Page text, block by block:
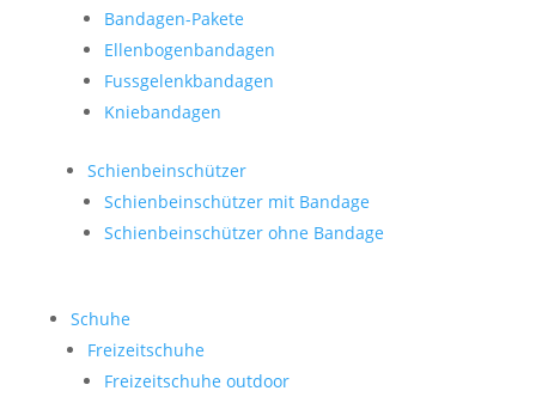
Bandagen-Pakete
Ellenbogenbandagen
Fussgelenkbandagen
Kniebandagen
Schienbeinschützer
Schienbeinschützer mit Bandage
Schienbeinschützer ohne Bandage
Schuhe
Freizeitschuhe
Freizeitschuhe outdoor